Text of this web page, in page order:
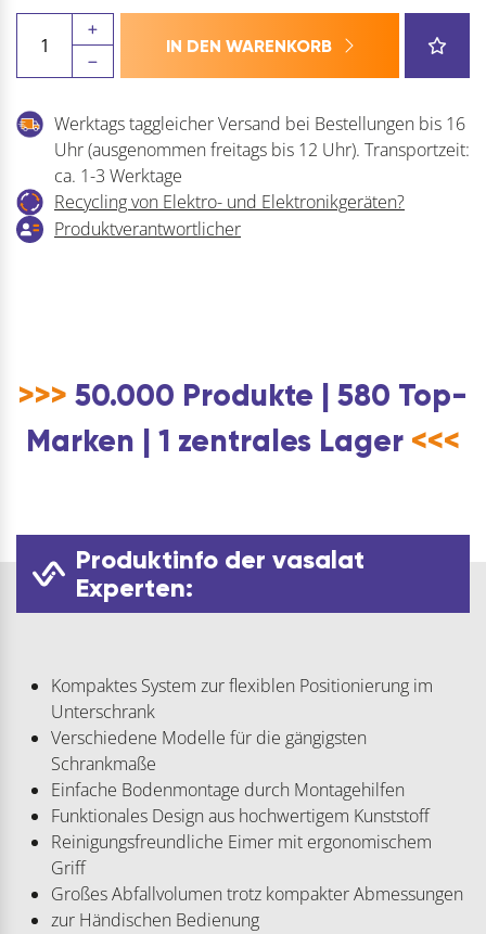
Abfallsammler
Botton
Menge
IN DEN WARENKORB
Werktags taggleicher Versand bei Bestellungen bis 16
Uhr (ausgenommen freitags bis 12 Uhr). Transportzeit:
ca. 1-3 Werktage
Recycling von Elektro- und Elektronikgeräten?
Produktverantwortlicher
>>> 50.000 Produkte | 580 Top-
Marken | 1 zentrales Lager <<<
Produktinfo der vasalat
Experten:
Kompaktes System zur flexiblen Positionierung im
Unterschrank
Verschiedene Modelle für die gängigsten
Schrankmaße
Einfache Bodenmontage durch Montagehilfen
Funktionales Design aus hochwertigem Kunststoff
Reinigungsfreundliche Eimer mit ergonomischem
Griff
Großes Abfallvolumen trotz kompakter Abmessungen
zur Händischen Bedienung